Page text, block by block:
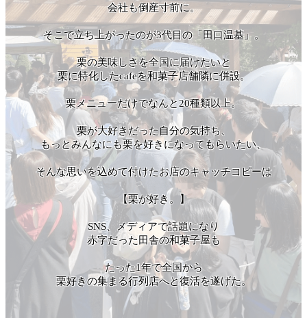
会社も倒産寸前に。
そこで立ち上がったのが3代目の「田口温基」。
栗の美味しさを全国に届けたいと
栗に特化したcafeを和菓子店舗隣に併設。
栗メニューだけでなんと20種類以上。
栗が大好きだった自分の気持ち、
もっとみんなにも栗を好きになってもらいたい、
そんな思いを込めて付けたお店のキャッチコピーは
【栗が好き。】
SNS、メディアで話題になり
赤字だった田舎の和菓子屋も
たった1年で全国から
栗好きの集まる行列店へと復活を遂げた。